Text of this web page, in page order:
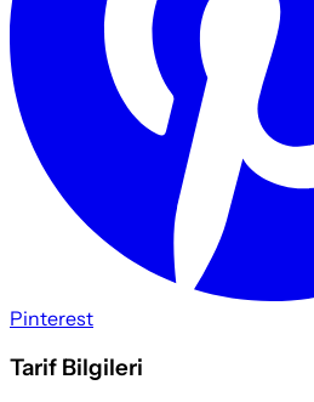
Pinterest
Tarif Bilgileri